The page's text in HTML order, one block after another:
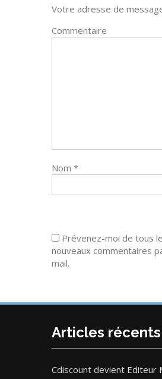
Votre adresse de
Commentaire
Nom *
Prévenez-moi de tous
nouveaux commentaires
mail.
Articles récents
Cdiscount devient Editeur